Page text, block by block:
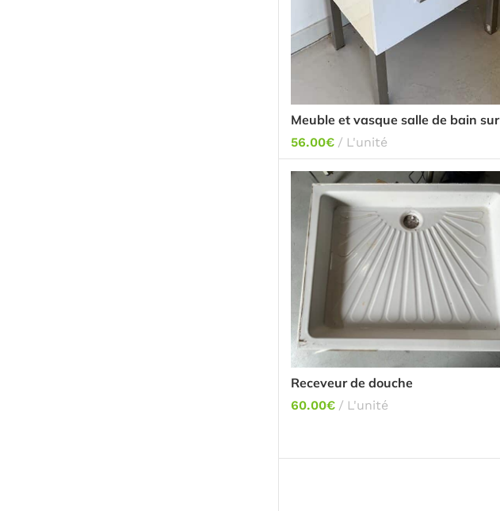
Meuble et vasque salle de bain sur
56.00€ L'unité
Receveur de douche
60.00€ L'unité